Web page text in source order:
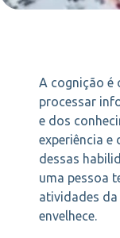
A cognição é
processar
e dos
experiência e
dessas
uma pessoa
atividades
envelhece.